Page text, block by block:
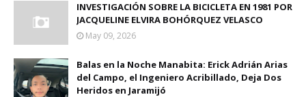
INVESTIGACIÓN SOBRE LA BICICLETA EN 1981 POR
JACQUELINE ELVIRA BOHÓRQUEZ VELASCO
May 09, 2026
Balas en la Noche Manabita: Erick Adrián Arias
del Campo, el Ingeniero Acribillado, Deja Dos
Heridos en Jaramijó